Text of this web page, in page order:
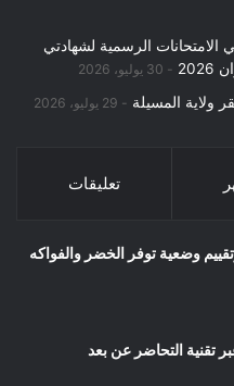
الامتحانات الرسمية لشهادتي
30 يوليو، 2026
ولاية المسيلة 29 يوليو، 2026
تعليقات
وضعية توفر الخضر والفواكه
تقنية التحاضر عن بعد